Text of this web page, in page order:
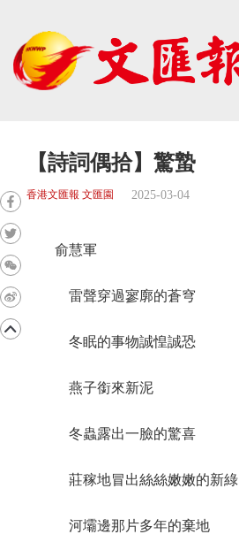
【詩詞偶拾】驚蟄
香港文匯報 文匯園 2025-03-04
俞慧軍
雷聲穿過寥廓的蒼穹
冬眠的事物誠惶誠恐
燕子銜來新泥
冬蟲露出一臉的驚喜
莊稼地冒出絲絲嫩嫩的新綠
河壩邊那片多年的棄地